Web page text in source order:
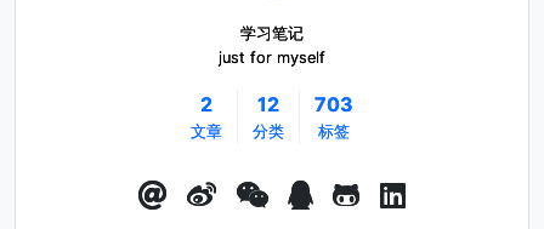
学习笔记
just for myself
2
文章
12
分类
703
标签